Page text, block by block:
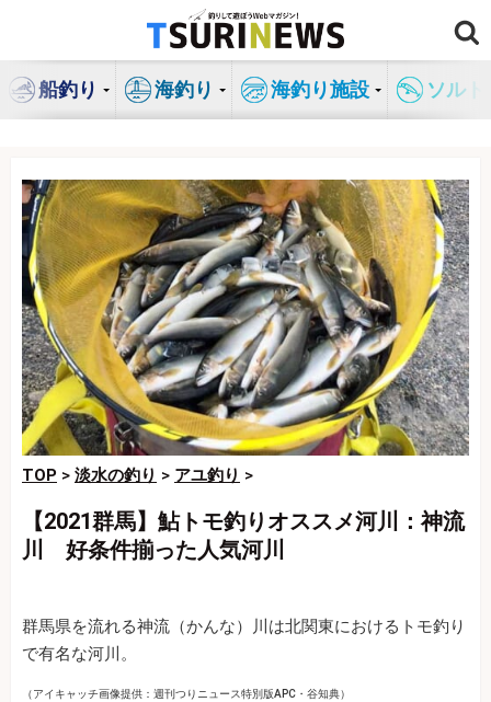
ン
船釣り 海釣り 海釣り施設 ソル
TOP > 淡水の釣り > アユ釣り >
【2021群馬】鮎トモ釣りオススメ河川：神流
川 好条件揃った人気河川
群馬県を流れる神流（かんな）川は北関東におけるトモ釣り
で有名な河川。
（アイキャッチ画像提供：週刊つりニュース特別版APC・谷知典）